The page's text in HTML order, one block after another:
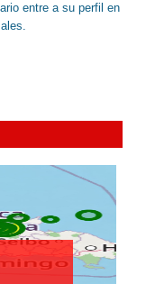
entre a su perfil en